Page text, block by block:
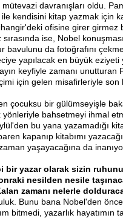
davranışları oldu.
kendisini kitap yazmak için
ofisine girer girmez
ise, Nobel
bavulunu da fotoğrafını
yapılacak en büyük eziyeti
keyfiyle zamanı unutturan
için gelen misafirleriyle son
çocuksu bir gülümseyişle
yönleriyle bahsetmeyi ihmal
bu yana yazamadığı
kapanıp kitabımı
yaşayacağına da
yazar olarak sizin
nesilden nesile
zamanı nelerle
Bunu bana Nobel'den
bitmedi, yazarlık hayatımın